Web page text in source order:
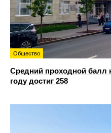
Общество
Средний проходной балл
году достиг 258